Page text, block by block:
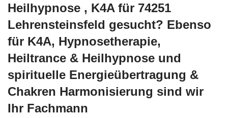
Heilhypnose , K4A für 74251
Lehrensteinsfeld gesucht? Ebenso
für K4A, Hypnosetherapie,
Heiltrance & Heilhypnose und
spirituelle Energieübertragung &
Chakren Harmonisierung sind wir
Ihr Fachmann